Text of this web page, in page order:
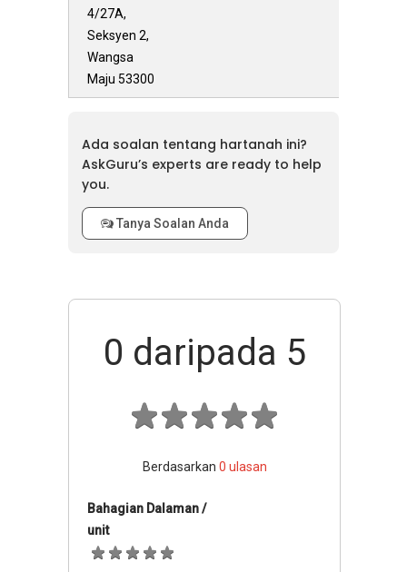
4/27A,
Seksyen 2,
Wangsa
Maju 53300
Ada soalan tentang hartanah ini?
AskGuru’s experts are ready to help
you.
Tanya Soalan Anda
0 daripada 5
Berdasarkan 0 ulasan
Bahagian Dalaman /
unit